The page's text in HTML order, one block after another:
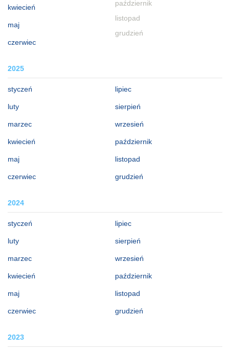
kwiecień
maj
czerwiec
październik
listopad
grudzień
2025
styczeń
luty
marzec
kwiecień
maj
czerwiec
lipiec
sierpień
wrzesień
październik
listopad
grudzień
2024
styczeń
luty
marzec
kwiecień
maj
czerwiec
lipiec
sierpień
wrzesień
październik
listopad
grudzień
2023